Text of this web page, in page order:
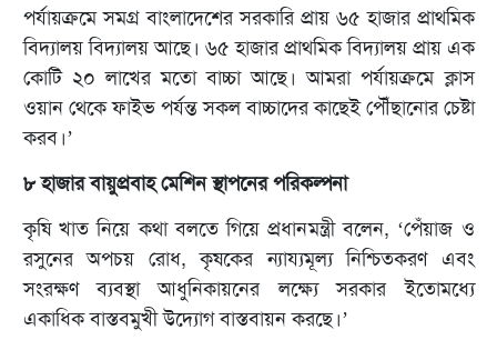
পর্যায়ক্রমে সমগ্র বাংলাদেশের সরকারি প্রায় ৬৫ হাজার প্রাথমিক
বিদ্যালয় বিদ্যালয় আছে। ৬৫ হাজার প্রাথমিক বিদ্যালয় প্রায় এক
কোটি ২০ লাখের মতো বাচ্চা আছে। আমরা পর্যায়ক্রমে ক্লাস
ওয়ান থেকে ফাইভ পর্যন্ত সকল বাচ্চাদের কাছেই পৌঁছানোর চেষ্টা
করব।’
৮ হাজার বায়ুপ্রবাহ মেশিন স্থাপনের পরিকল্পনা
কৃষি খাত নিয়ে কথা বলতে গিয়ে প্রধানমন্ত্রী বলেন, ‘পেঁয়াজ ও
রসুনের অপচয় রোধ, কৃষকের ন্যায্যমূল্য নিশ্চিতকরণ এবং
সংরক্ষণ ব্যবস্থা আধুনিকায়নের লক্ষ্যে সরকার ইতোমধ্যে
একাধিক বাস্তবমুখী উদ্যোগ বাস্তবায়ন করছে।’